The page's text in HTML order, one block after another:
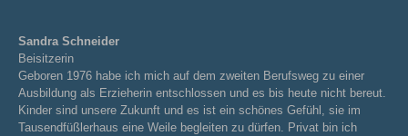
Sandra Schneider
Beisitzerin
Geboren 1976 habe ich mich auf dem zweiten Berufsweg zu einer
Ausbildung als Erzieherin entschlossen und es bis heute nicht bereut.
Kinder sind unsere Zukunft und es ist ein schönes Gefühl, sie im
Tausendfüßlerhaus eine Weile begleiten zu dürfen. Privat bin ich